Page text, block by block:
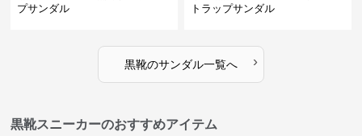
プサンダル
トラップサンダル
黒靴のサンダル一覧へ ›
黒靴スニーカーのおすすめアイテム